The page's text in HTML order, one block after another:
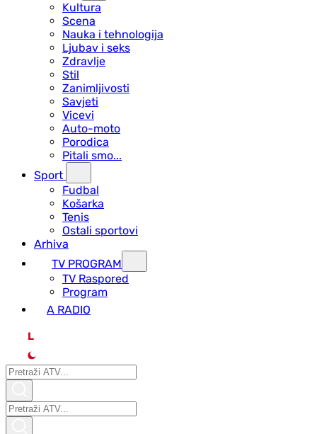
Kultura
Scena
Nauka i tehnologija
Ljubav i seks
Zdravlje
Stil
Zanimljivosti
Savjeti
Vicevi
Auto-moto
Porodica
Pitali smo...
Sport
Fudbal
Košarka
Tenis
Ostali sportovi
Arhiva
TV PROGRAM
ТV Raspored
Program
A RADIO
L